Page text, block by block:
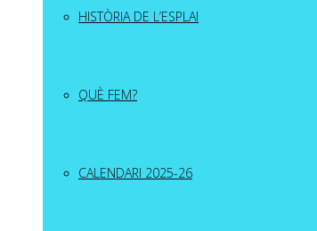
HISTÒRIA DE L’ESPLAI
QUÈ FEM?
CALENDARI 2025-26